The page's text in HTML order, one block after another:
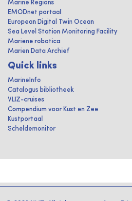
Marine Regions
EMODnet portaal
European Digital Twin Ocean
Sea Level Station Monitoring Facility
Mariene robotica
Marien Data Archief
Quick links
MarineInfo
Catalogus bibliotheek
VLIZ-cruises
Compendium voor Kust en Zee
Kustportaal
Scheldemonitor